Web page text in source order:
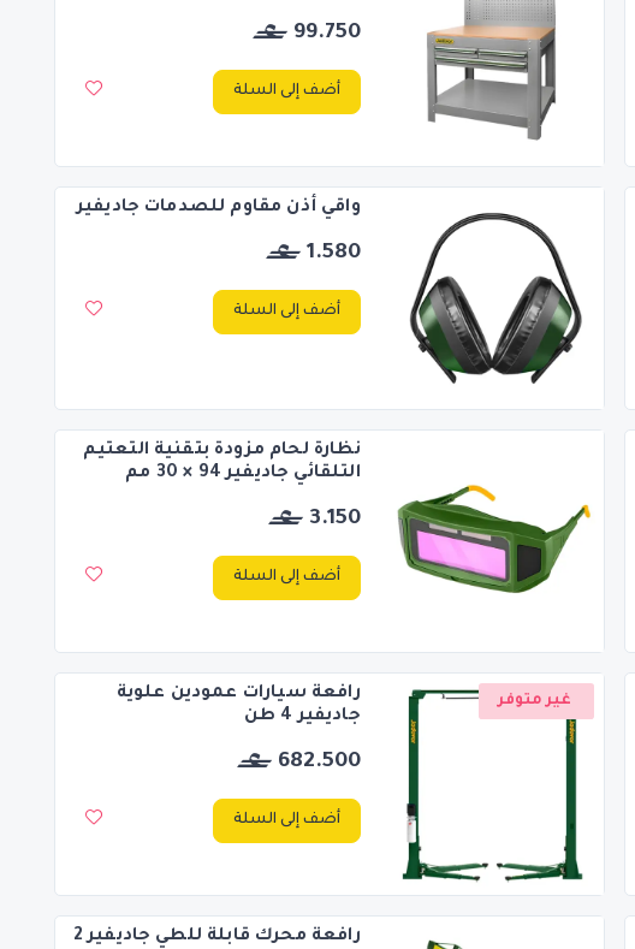
99.750
أضف إلى السلة
واقي أذن مقاوم للصدمات جاديفير
1.580
أضف إلى السلة
نظارة لحام مزودة بتقنية التعتيم
التلقائي جاديفير 94 × 30 مم
3.150
أضف إلى السلة
غير متوفر
رافعة سيارات عمودين علوية
جاديفير 4 طن
682.500
أضف إلى السلة
رافعة محرك قابلة للطي جاديفير 2